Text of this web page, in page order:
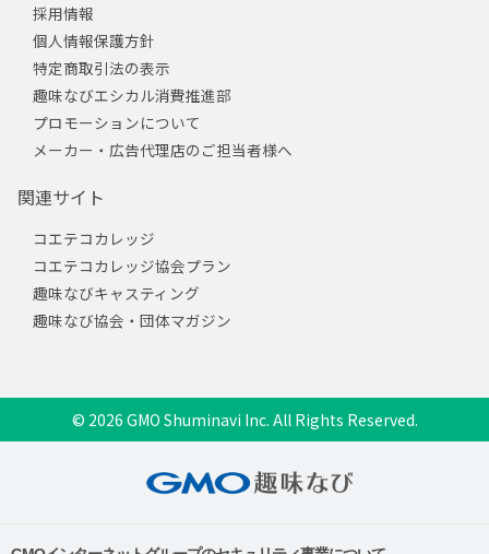
採用情報
個人情報保護方針
特定商取引法の表示
趣味なびエシカル消費推進部
プロモーションについて
メーカー・広告代理店のご担当者様へ
関連サイト
コエテコカレッジ
コエテコカレッジ協会プラン
趣味なびキャスティング
趣味なび協会・団体マガジン
© 2026 GMO Shuminavi Inc. All Rights Reserved.